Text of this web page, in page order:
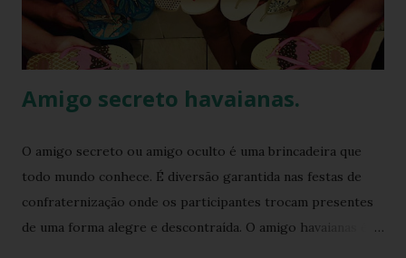
Amigo secreto havaianas.
O amigo secreto ou amigo oculto é uma brincadeira que
todo mundo conhece. É diversão garantida nas festas de
confraternização onde os participantes trocam presentes
de uma forma alegre e descontraída. O amigo havaianas é